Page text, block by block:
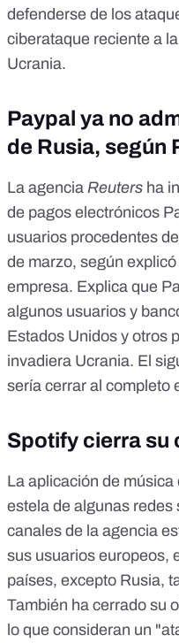
defenderse de los
ciberataque reciente a
Ucrania.
Paypal ya no
de Rusia, según
La agencia Reuters ha
de pagos electrónicos
usuarios procedentes
de marzo, según
empresa. Explica que
algunos usuarios y
Estados Unidos y otros
invadiera Ucrania. El
sería cerrar al completo
Spotify cierra su
La aplicación de música
estela de algunas
canales de la agencia
sus usuarios europeos,
países, excepto Rusia,
También ha cerrado su
lo que consideran un